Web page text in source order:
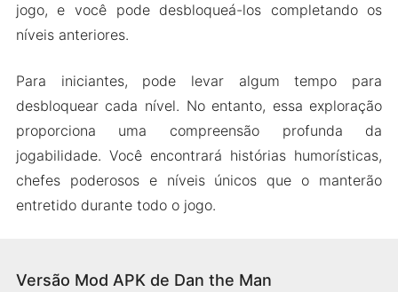
jogo, e você pode desbloqueá-los completando os
níveis anteriores.
Para iniciantes, pode levar algum tempo para
desbloquear cada nível. No entanto, essa exploração
proporciona uma compreensão profunda da
jogabilidade. Você encontrará histórias humorísticas,
chefes poderosos e níveis únicos que o manterão
entretido durante todo o jogo.
Versão Mod APK de Dan the Man